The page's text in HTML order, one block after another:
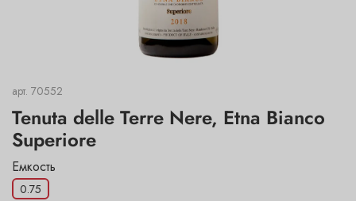
арт. 70552
Tenuta delle Terre Nere, Etna Bianco
Superiore
Емкость
0.75